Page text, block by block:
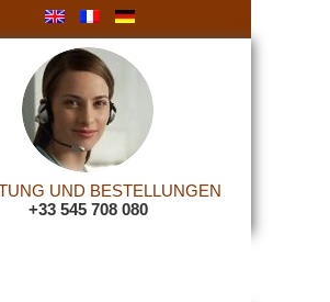
UND BESTELLUNGEN
+33 545 708 080